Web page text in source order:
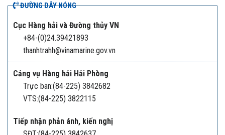
ĐƯỜNG DÂY NÓNG
Cục Hàng hải và Đường thủy VN
+84-(0)24.39421893
thanhtrahh@vinamarine.gov.vn
Cảng vụ Hàng hải Hải Phòng
Trực ban:(84-225) 3842682
VTS:(84-225) 3822115
Tiếp nhận phản ánh, kiến nghị